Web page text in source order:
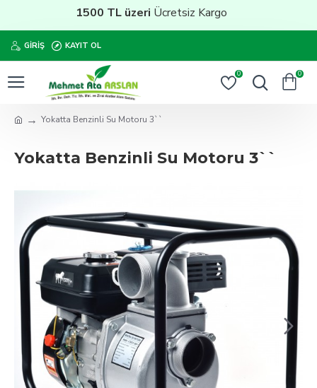
1500 TL üzeriÜcretsiz Kargo
GIRIŞ KAYIT OL
0 0
Yokatta Benzinli Su Motoru 3``
Yokatta Benzinli Su Motoru 3``